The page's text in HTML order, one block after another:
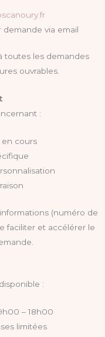
via email
toutes les demandes
ouvrables.
:
cours
(numéro de
faciliter et accélérer le
:
– 18h00
limitées